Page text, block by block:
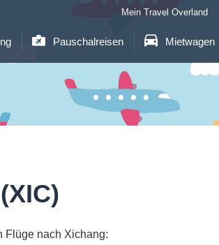
Pauschalreisen Mietwagen
Mein Travel Overland
Flüge nach Xichang: